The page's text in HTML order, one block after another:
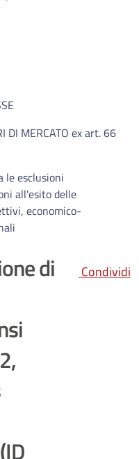
DI MERCATO ex art. 66
le esclusioni
all'esito delle
economico-
di
Condividi